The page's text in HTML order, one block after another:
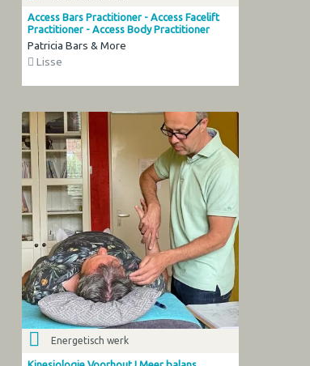
Access Bars Practitioner - Access Facelift
Practitioner - Access Body Practitioner
Patricia Bars & More
Lisse
Energetisch werk